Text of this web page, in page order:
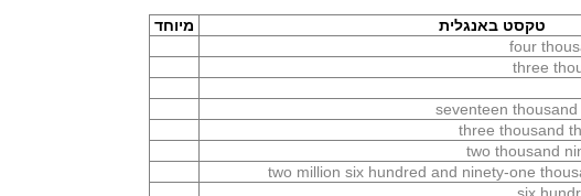
טקסט באנגלית
מיוחד
four
three
seventeen
three thousand
two thousand
two million six hundred and ninety-one